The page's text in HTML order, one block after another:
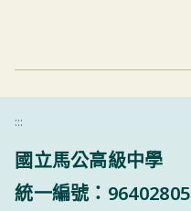
:::
國立馬公高級中學
統一編號：96402805